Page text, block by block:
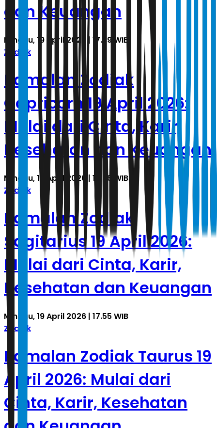
dan Keuangan
Minggu, 19 April 2026 | 17.59 WIB
Zodiak
Ramalan Zodiak
Capricorn 19 April 2026:
Mulai dari Cinta, Karir,
Kesehatan dan Keuangan
Minggu, 19 April 2026 | 17.56 WIB
Zodiak
Ramalan Zodiak
Sagitarius 19 April 2026:
Mulai dari Cinta, Karir,
Kesehatan dan Keuangan
Minggu, 19 April 2026 | 17.55 WIB
Zodiak
Ramalan Zodiak Taurus 19
April 2026: Mulai dari
Cinta, Karir, Kesehatan